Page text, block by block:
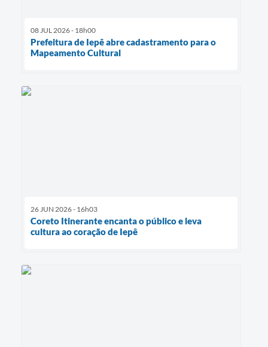
08 JUL 2026 - 18h00
Prefeitura de Iepê abre cadastramento para o
Mapeamento Cultural
26 JUN 2026 - 16h03
Coreto Itinerante encanta o público e leva
cultura ao coração de Iepê